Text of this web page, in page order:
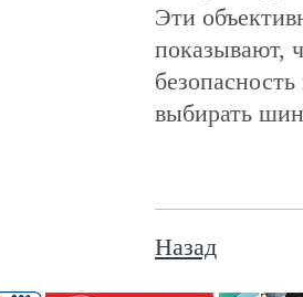
Эти
показывают,
выбирать
Назад